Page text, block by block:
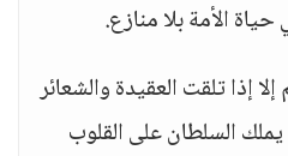
الأمة بلا منازع.
إذا تلقت العقيدة والشعائر
السلطان على القلوب